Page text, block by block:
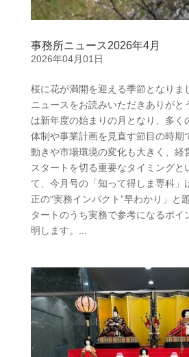
事務所ニュース2026年4月
2026年04月01日
桜に花が満開を迎える季節となりま
ニュースをお読みいただきありがと
は新年度の始まりの月となり、多く
体制や事業計画を見直す節目の時期
動きや市場環境の変化も大きく、経
スタートを切る重要なタイミングと
て、今月号の「知って得しま専科」
正の“実務インパクト”早わかり」と
タートのうち実務で参考になるポイ
明します。...